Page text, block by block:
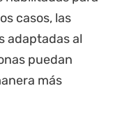
casos, las
adaptadas al
puedan
más